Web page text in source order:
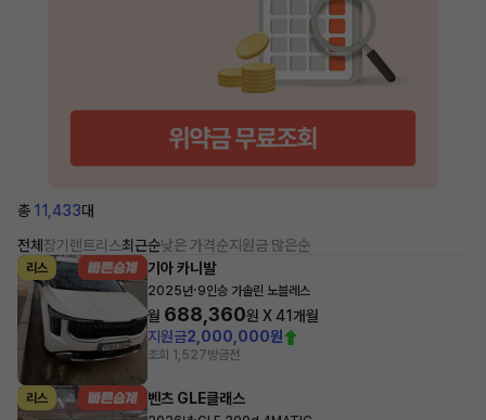
총 11,433대
전체 장기렌트리스최근순낮은 가격순지원금 많은순
리스 기아 카니발
2025년·9인승 가솔린 노블레스
월 688,360원 X41개월
지원금2,000,000원
조회 1,527방금전
리스 벤츠 GLE클래스